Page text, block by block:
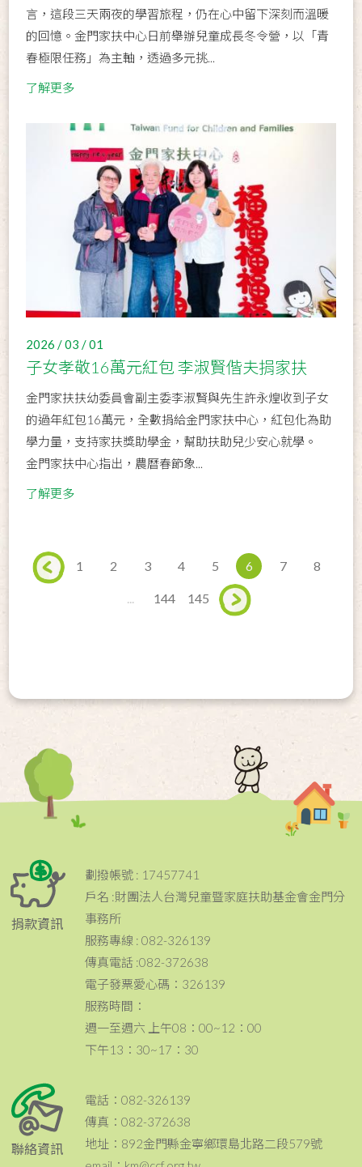
言，這段三天兩夜的學習旅程，仍在心中留下深刻而溫暖
的回憶。金門家扶中心日前舉辦兒童成長冬令營，以「青
春極限任務」為主軸，透過多元挑...
了解更多
2026 / 03 / 01
子女孝敬16萬元紅包 李淑賢偕夫捐家扶
金門家扶扶幼委員會副主委李淑賢與先生許永煌收到子女
的過年紅包16萬元，全數捐給金門家扶中心，紅包化為助
學力量，支持家扶獎助學金，幫助扶助兒少安心就學。
金門家扶中心指出，農曆春節象...
了解更多
1 2 3 4 5 6 7 8
144 145
捐款資訊
劃撥帳號 : 17457741
戶名 :財團法人台灣兒童暨家庭扶助基金會金門分
事務所
服務專線 : 082-326139
傳真電話 :082-372638
電子發票愛心碼：326139
服務時間：
週一至週六 上午08：00~12：00
下午13：30~17：30
聯絡資訊
電話：082-326139
傳真：082-372638
地址：892金門縣金寧鄉環島北路二段579號